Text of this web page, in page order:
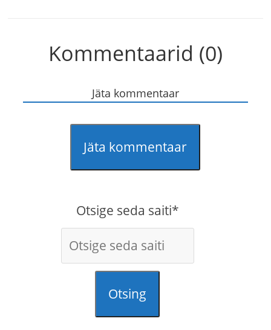
Kommentaarid (0)
Jäta kommentaar
Jäta kommentaar
Otsige seda saiti*
Otsing